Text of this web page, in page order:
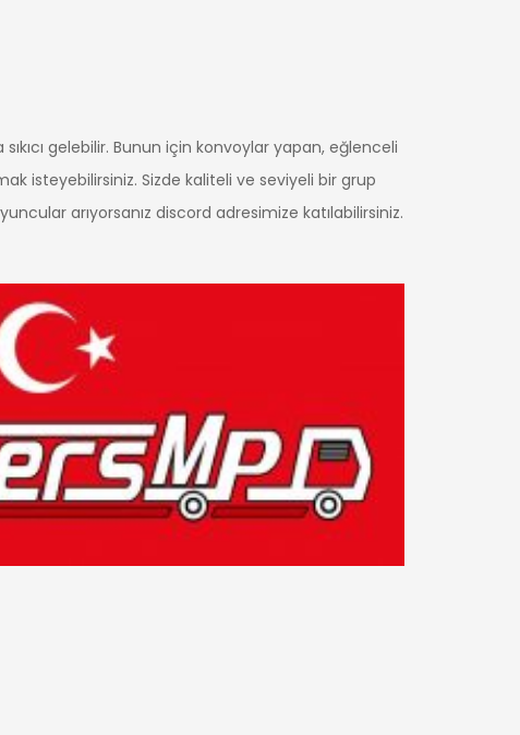
gelebilir. Bunun için konvoylar yapan, eğlenceli
isteyebilirsiniz. Sizde kaliteli ve seviyeli bir grup
arıyorsanız discord adresimize katılabilirsiniz.